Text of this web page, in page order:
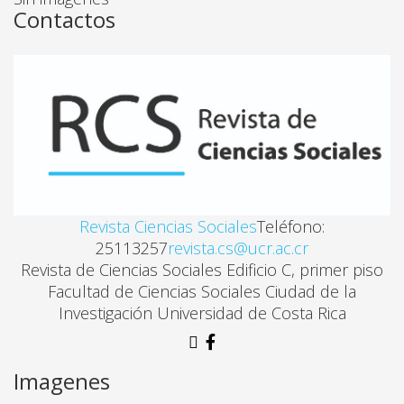
EL MESIANISMO EN EL PENSAMIENTO DE
Mauricio Frajman Lerner
UNA LECTURA SOBRE LO MISTICO EN LA OBRA
Martin Murillo Cordoba
PARÍS, CAPITAL DEL SIGLO XIX
Jose María Tomás Ucedo
Contactos
Revista Ciencias SocialesTeléfono:
25113257revista.cs@ucr.ac.cr
Revista de Ciencias Sociales Edificio C, primer piso
Facultad de Ciencias Sociales Ciudad de la
Investigación Universidad de Costa Rica
Imagenes